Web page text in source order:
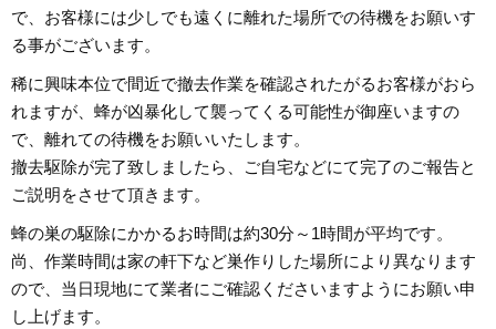
で、お客様には少しでも遠くに離れた場所での待機をお願いす
る事がございます。
稀に興味本位で間近で撤去作業を確認されたがるお客様がおら
れますが、蜂が凶暴化して襲ってくる可能性が御座いますの
で、離れての待機をお願いいたします。
撤去駆除が完了致しましたら、ご自宅などにて完了のご報告と
ご説明をさせて頂きます。
蜂の巣の駆除にかかるお時間は約30分～1時間が平均です。
尚、作業時間は家の軒下など巣作りした場所により異なります
ので、当日現地にて業者にご確認くださいますようにお願い申
し上げます。